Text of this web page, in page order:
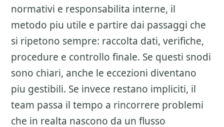
normativi e responsabilita interne, il
metodo piu utile e partire dai passaggi che
si ripetono sempre: raccolta dati, verifiche,
procedure e controllo finale. Se questi snodi
sono chiari, anche le eccezioni diventano
piu gestibili. Se invece restano impliciti, il
team passa il tempo a rincorrere problemi
che in realta nascono da un flusso